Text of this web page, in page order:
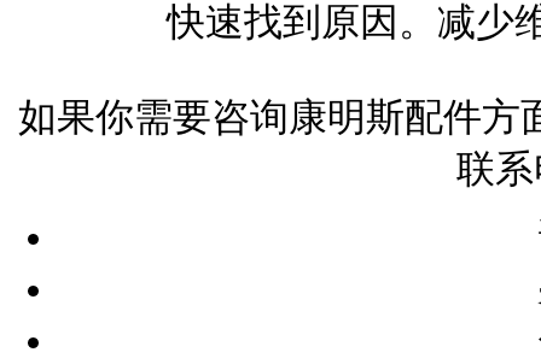
快速找到原因。减少
如果你需要咨询康明斯配件方
联